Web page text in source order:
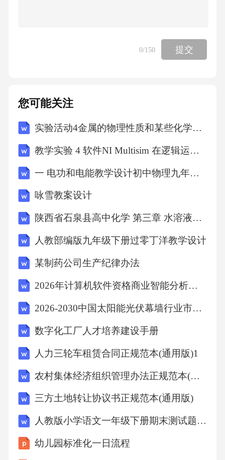
特性概要
5.1……………28
电器型式
5.2……………28
5.3……………29
5.4……………33
控制电路
5.5……………33
0/150 提交
您可能关注
实验活动4金属的物理性质和某些化学性质教学设计-九年级化学人教版下册
教学实验 4 软件NI Multisim 在逻辑运算中的应用教学设计中职基础课-职业模块 工科类-高教版-(数学)-51
一 电功和电能教学设计初中物理九年级全册北师大版（闫金铎）
咏雪教案设计
陕西省石泉县高中化学 第三章 水溶液中的离子平衡 3.4 难溶电解质的溶解平衡教案 新人教版选修4
人教部编版九年级下册过零丁洋教学设计
某制药公司生产纪律办法
2026年计算机软件资格商业智能分析师试卷
2026-2030中国太阳能光伏幕墙行业市场现状分析及竞争格局与投资发展研究报告
数字化工厂人才培养建设手册
人力三轮车租赁合同正规范本(通用版)1
农村集体经济组织管理办法正规范本(通用版)
三方土地转让协议书正规范本(通用版)
人教版小学语文一年级下册期末测试题附答案（共2套）
幼儿园标准化一日流程